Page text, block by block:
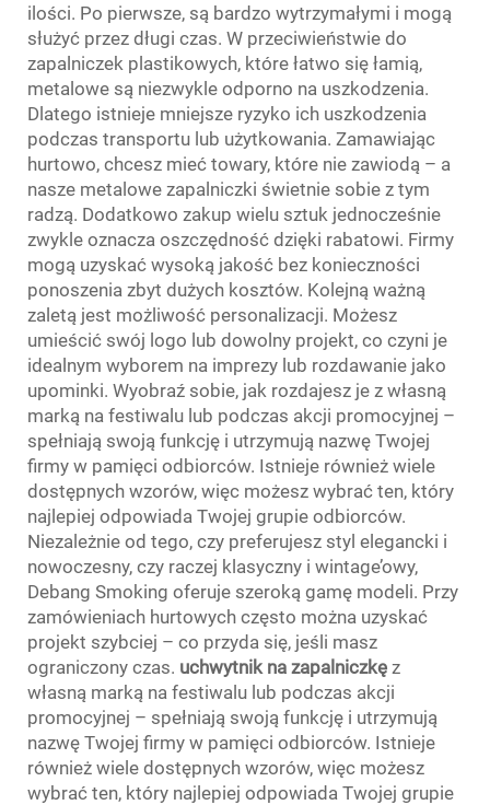
ilości. Po pierwsze, są bardzo wytrzymałymi i mogą
służyć przez długi czas. W przeciwieństwie do
zapalniczek plastikowych, które łatwo się łamią,
metalowe są niezwykle odporno na uszkodzenia.
Dlatego istnieje mniejsze ryzyko ich uszkodzenia
podczas transportu lub użytkowania. Zamawiając
hurtowo, chcesz mieć towary, które nie zawiodą – a
nasze metalowe zapalniczki świetnie sobie z tym
radzą. Dodatkowo zakup wielu sztuk jednocześnie
zwykle oznacza oszczędność dzięki rabatowi. Firmy
mogą uzyskać wysoką jakość bez konieczności
ponoszenia zbyt dużych kosztów. Kolejną ważną
zaletą jest możliwość personalizacji. Możesz
umieścić swój logo lub dowolny projekt, co czyni je
idealnym wyborem na imprezy lub rozdawanie jako
upominki. Wyobraź sobie, jak rozdajesz je z własną
marką na festiwalu lub podczas akcji promocyjnej –
spełniają swoją funkcję i utrzymują nazwę Twojej
firmy w pamięci odbiorców. Istnieje również wiele
dostępnych wzorów, więc możesz wybrać ten, który
najlepiej odpowiada Twojej grupie odbiorców.
Niezależnie od tego, czy preferujesz styl elegancki i
nowoczesny, czy raczej klasyczny i wintage’owy,
Debang Smoking oferuje szeroką gamę modeli. Przy
zamówieniach hurtowych często można uzyskać
projekt szybciej – co przyda się, jeśli masz
ograniczony czas. uchwytnik na zapalniczkę z
własną marką na festiwalu lub podczas akcji
promocyjnej – spełniają swoją funkcję i utrzymują
nazwę Twojej firmy w pamięci odbiorców. Istnieje
również wiele dostępnych wzorów, więc możesz
wybrać ten, który najlepiej odpowiada Twojej grupie